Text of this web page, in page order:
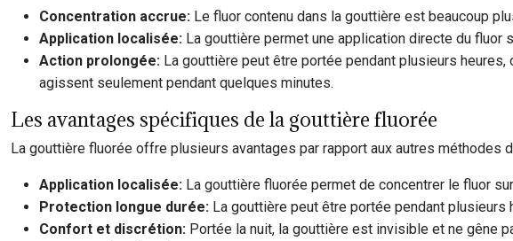
Concentration accrue: Le fluor contenu dans la gouttière est beaucoup
Application localisée: La gouttière permet une application directe du
Action prolongée: La gouttière peut être portée pendant plusieurs
agissent seulement pendant quelques minutes.
Les avantages spécifiques de la gouttière fluorée
La gouttière fluorée offre plusieurs avantages par rapport aux autres méthodes
Application localisée: La gouttière fluorée permet de concentrer le fluor
Protection longue durée: La gouttière peut être portée pendant
Confort et discrétion: Portée la nuit, la gouttière est invisible et ne gêne